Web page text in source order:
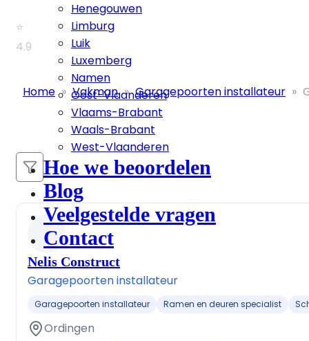
Henegouwen
Limburg
Luik
Luxemberg
Namen
Oost-Vlaanderen
Vlaams-Brabant
Waals-Brabant
West-Vlaanderen
Hoe we beoordelen
Blog
Veelgestelde vragen
Contact
⭐
4.9
Home » Vakman » Garagepoorten installateur »
Nelis Construct
Garagepoorten installateur
Garagepoorten installateur Ramen en deuren specialist
Ordingen